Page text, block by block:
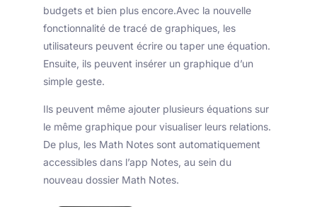
budgets et bien plus encore.Avec la nouvelle
fonctionnalité de tracé de graphiques, les
utilisateurs peuvent écrire ou taper une équation.
Ensuite, ils peuvent insérer un graphique d’un
simple geste.
Ils peuvent même ajouter plusieurs équations sur
le même graphique pour visualiser leurs relations.
De plus, les Math Notes sont automatiquement
accessibles dans l’app Notes, au sein du
nouveau dossier Math Notes.